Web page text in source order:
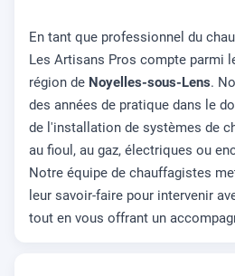
En tant que professionnel du
Les Artisans Pros compte parmi
région de Noyelles-sous-Lens.
des années de pratique dans le
de l'installation de systèmes de
au fioul, au gaz, électriques ou
Notre équipe de chauffagistes
leur savoir-faire pour intervenir
tout en vous offrant un